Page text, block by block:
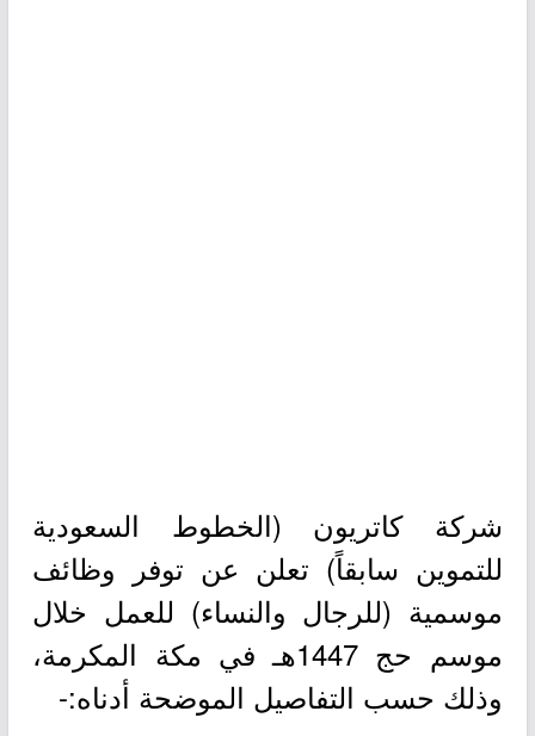
شركة كاتريون (الخطوط السعودية
للتموين سابقاً) تعلن عن توفر وظائف
موسمية (للرجال والنساء) للعمل خلال
موسم حج 1447هـ في مكة المكرمة،
وذلك حسب التفاصيل الموضحة أدناه:-